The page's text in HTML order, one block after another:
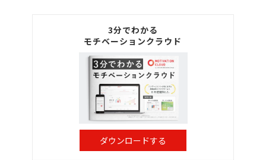
3分でわかる
モチベーションクラウド
ダウンロードする